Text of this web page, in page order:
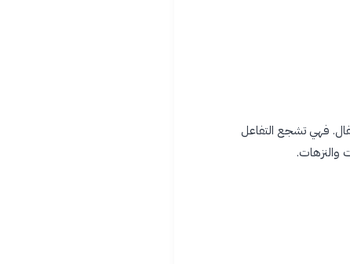
فهي تشجع التفاعل
والنزهات.